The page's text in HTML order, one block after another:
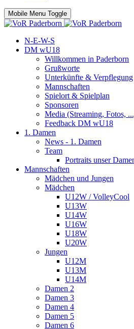
Mobile Menu Toggle
N-E-W-S
DM wU18
Willkommen in Paderborn
Grußworte
Unterkünfte & Verpflegung
Mannschaften
Spielort & Spielplan
Sponsoren
Media (Streaming, Fotos,
Feedback DM wU18
1. Damen
News - 1. Damen
Team
Portraits unser
Mannschaften
Mädchen und Jungen
Mädchen
U12W / VolleyCool
U13W
U14W
U16W
U18W
U20W
Jungen
U12M
U13M
U14M
Damen 2
Damen 3
Damen 4
Damen 5
Damen 6